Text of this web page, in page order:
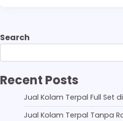
Search
Recent Posts
Jual Kolam Terpal Full Set
Jual Kolam Terpal Tanpa